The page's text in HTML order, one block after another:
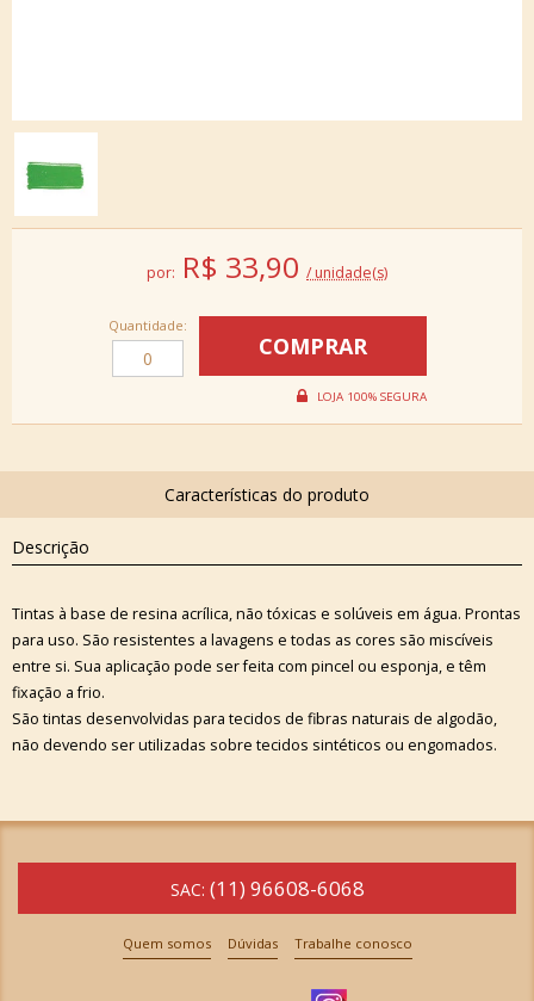
por: R$ 33,90 / unidade(s)
Quantidade:
Descrição
Tintas à base de resina acrílica, não tóxicas e solúveis em água. Prontas
para uso. São resistentes a lavagens e todas as cores são miscíveis
entre si. Sua aplicação pode ser feita com pincel ou esponja, e têm
fixação a frio.
São tintas desenvolvidas para tecidos de fibras naturais de algodão,
não devendo ser utilizadas sobre tecidos sintéticos ou engomados.
SAC: (11) 96608-6068
Quem somos Dúvidas Trabalhe conosco